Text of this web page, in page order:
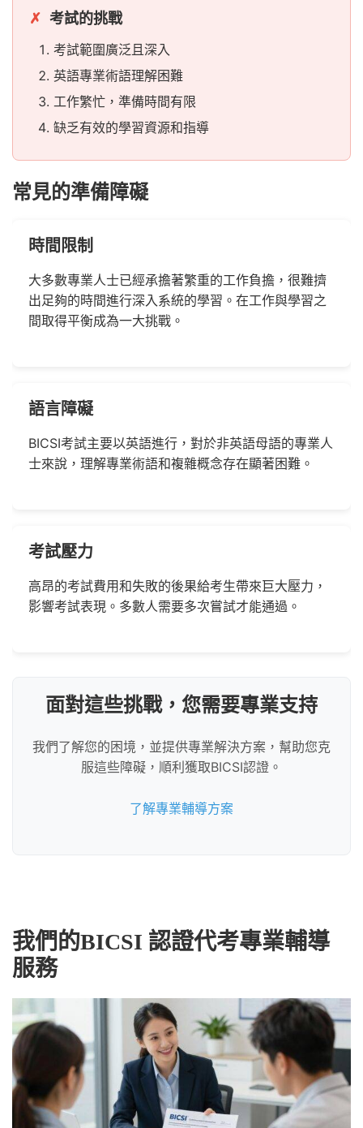
考試的挑戰
考試範圍廣泛且深入
英語專業術語理解困難
工作繁忙，準備時間有限
缺乏有效的學習資源和指導
常見的準備障礙
時間限制
大多數專業人士已經承擔著繁重的工作負擔，很難擠
出足夠的時間進行深入系統的學習。在工作與學習之
間取得平衡成為一大挑戰。
語言障礙
BICSI考試主要以英語進行，對於非英語母語的專業人
士來說，理解專業術語和複雜概念存在顯著困難。
考試壓力
高昂的考試費用和失敗的後果給考生帶來巨大壓力，
影響考試表現。多數人需要多次嘗試才能通過。
面對這些挑戰，您需要專業支持
我們了解您的困境，並提供專業解決方案，幫助您克
服這些障礙，順利獲取BICSI認證。
了解專業輔導方案
我們的BICSI 認證代考專業輔導
服務